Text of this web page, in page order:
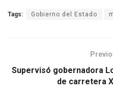
Tags: Gobierno del Estado
Supervisó gobernadora
de carretera